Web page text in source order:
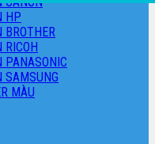
HP
BROTHER
RICOH
PANASONIC
SAMSUNG
MÀU